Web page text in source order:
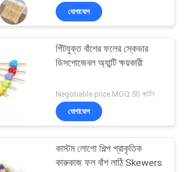
যোগাযোগ
গিঁটযুক্ত বাঁশের ফলের স্কেভার
ডিসপোজেবল অ্যান্টি ক্ষয়কারী
Negotiable price MOQ:50 কার্টন
যোগাযোগ
কাস্টম লোগো শিল্প প্রাকৃতিক
কারুকাজ ফল বাঁশ লাঠি Skewers